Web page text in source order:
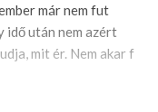
már nem fut
idő után nem azért
mit ér. Nem akar f